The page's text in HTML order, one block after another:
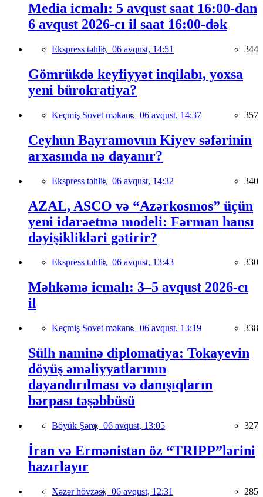
Media icmalı: 5 avqust saat 16:00-dan
6 avqust 2026-cı il saat 16:00-dək
Ekspress təhlil, 06 avqust, 14:51 344
Gömrükdə keyfiyyət inqilabı, yoxsa
yeni bürokratiya?
Keçmiş Sovet məkanı, 06 avqust, 14:37 357
Ceyhun Bayramovun Kiyev səfərinin
arxasında nə dayanır?
Ekspress təhlil, 06 avqust, 14:32 340
AZAL, ASCO və “Azərkosmos” üçün
yeni idarəetmə modeli: Fərman hansı
dəyişiklikləri gətirir?
Ekspress təhlil, 06 avqust, 13:43 330
Məhkəmə icmalı: 3–5 avqust 2026-cı
il
Keçmiş Sovet məkanı, 06 avqust, 13:19 338
Sülh naminə diplomatiya: Tokayevin
döyüş əməliyyatlarının
dayandırılması və danışıqların
bərpası təşəbbüsü
Böyük Şərq, 06 avqust, 13:05 327
İran və Ermənistan öz “TRIPP”lərini
hazırlayır
Xəzər hövzəsi, 06 avqust, 12:31 285